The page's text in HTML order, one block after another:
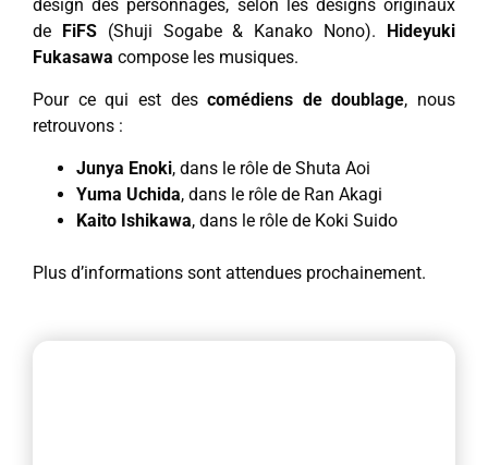
design des personnages, selon les designs originaux
de FiFS(Shuji Sogabe & Kanako Nono). Hideyuki
Fukasawa compose les musiques.
Pour ce qui est descomédiens de doublage, nous
retrouvons :
Junya Enoki, dans le rôle de Shuta Aoi
Yuma Uchida, dans le rôle de Ran Akagi
Kaito Ishikawa, dans le rôle de Koki Suido
Plus d’informations sont attendues prochainement.